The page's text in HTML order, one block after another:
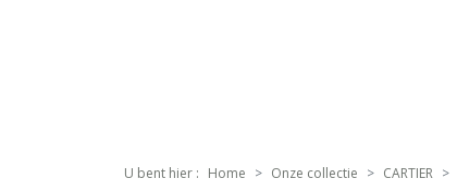
U bent hier : Home Onze collectie CARTIER